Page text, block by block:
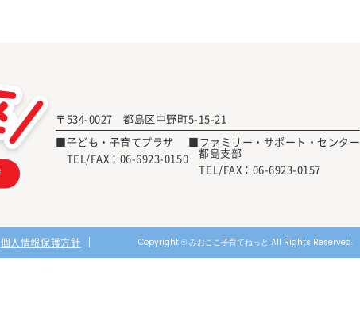
〒534-0027 都島区中野町5-15-21
■子ども・子育てプラザ
TEL/FAX： 06-6923-0150
■ファミリー・サポート・センター
都島支部
TEL/FAX： 06-6923-0157
個人情報保護方針 Copyright © みおここ子育てねっと All Rights Reserved.